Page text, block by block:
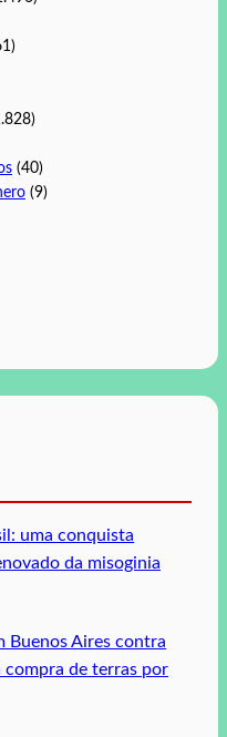
(40)
(9)
uma conquista
da misoginia
Buenos Aires contra
de terras por